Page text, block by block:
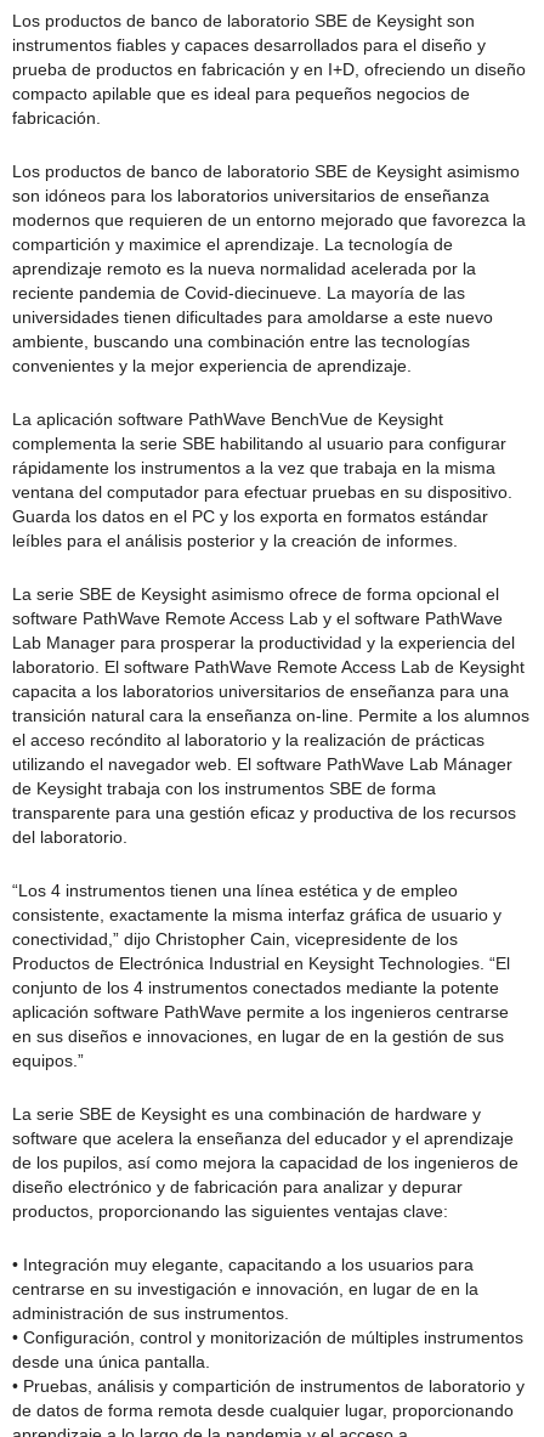
Los productos de banco de laboratorio SBE de Keysight son
instrumentos fiables y capaces desarrollados para el diseño y
prueba de productos en fabricación y en I+D, ofreciendo un diseño
compacto apilable que es ideal para pequeños negocios de
fabricación.
Los productos de banco de laboratorio SBE de Keysight asimismo
son idóneos para los laboratorios universitarios de enseñanza
modernos que requieren de un entorno mejorado que favorezca la
compartición y maximice el aprendizaje. La tecnología de
aprendizaje remoto es la nueva normalidad acelerada por la
reciente pandemia de Covid-diecinueve. La mayoría de las
universidades tienen dificultades para amoldarse a este nuevo
ambiente, buscando una combinación entre las tecnologías
convenientes y la mejor experiencia de aprendizaje.
La aplicación software PathWave BenchVue de Keysight
complementa la serie SBE habilitando al usuario para configurar
rápidamente los instrumentos a la vez que trabaja en la misma
ventana del computador para efectuar pruebas en su dispositivo.
Guarda los datos en el PC y los exporta en formatos estándar
leíbles para el análisis posterior y la creación de informes.
La serie SBE de Keysight asimismo ofrece de forma opcional el
software PathWave Remote Access Lab y el software PathWave
Lab Manager para prosperar la productividad y la experiencia del
laboratorio. El software PathWave Remote Access Lab de Keysight
capacita a los laboratorios universitarios de enseñanza para una
transición natural cara la enseñanza on-line. Permite a los alumnos
el acceso recóndito al laboratorio y la realización de prácticas
utilizando el navegador web. El software PathWave Lab Mánager
de Keysight trabaja con los instrumentos SBE de forma
transparente para una gestión eficaz y productiva de los recursos
del laboratorio.
“Los 4 instrumentos tienen una línea estética y de empleo
consistente, exactamente la misma interfaz gráfica de usuario y
conectividad,” dijo Christopher Cain, vicepresidente de los
Productos de Electrónica Industrial en Keysight Technologies. “El
conjunto de los 4 instrumentos conectados mediante la potente
aplicación software PathWave permite a los ingenieros centrarse
en sus diseños e innovaciones, en lugar de en la gestión de sus
equipos.”
La serie SBE de Keysight es una combinación de hardware y
software que acelera la enseñanza del educador y el aprendizaje
de los pupilos, así como mejora la capacidad de los ingenieros de
diseño electrónico y de fabricación para analizar y depurar
productos, proporcionando las siguientes ventajas clave:
• Integración muy elegante, capacitando a los usuarios para
centrarse en su investigación e innovación, en lugar de en la
administración de sus instrumentos.
• Configuración, control y monitorización de múltiples instrumentos
desde una única pantalla.
• Pruebas, análisis y compartición de instrumentos de laboratorio y
de datos de forma remota desde cualquier lugar, proporcionando